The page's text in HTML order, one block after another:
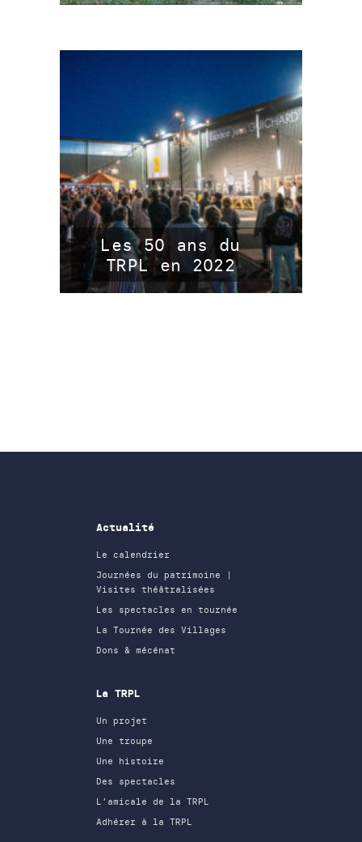
Les 50 ans du
TRPL en 2022
Actualité
Le calendrier
Journées du patrimoine |
Visites théâtralisées
Les spectacles en tournée
La Tournée des Villages
Dons & mécénat
La TRPL
Un projet
Une troupe
Une histoire
Des spectacles
L’amicale de la TRPL
Adhérer à la TRPL